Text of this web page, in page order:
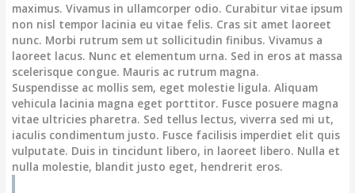
maximus. Vivamus in ullamcorper odio. Curabitur vitae ipsum
non nisl tempor lacinia eu vitae felis. Cras sit amet laoreet
nunc. Morbi rutrum sem ut sollicitudin finibus. Vivamus a
laoreet lacus. Nunc et elementum urna. Sed in eros at massa
scelerisque congue. Mauris ac rutrum magna.
Suspendisse ac mollis sem, eget molestie ligula. Aliquam
vehicula lacinia magna eget porttitor. Fusce posuere magna
vitae ultricies pharetra. Sed tellus lectus, viverra sed mi ut,
iaculis condimentum justo. Fusce facilisis imperdiet elit quis
vulputate. Duis in tincidunt libero, in laoreet libero. Nulla et
nulla molestie, blandit justo eget, hendrerit eros.